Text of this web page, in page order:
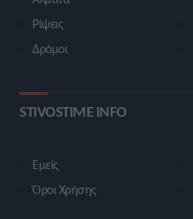
Ρίψεις
Δρόμοι
STIVOSTIME INFO
Εμείς
Όροι Χρήσης